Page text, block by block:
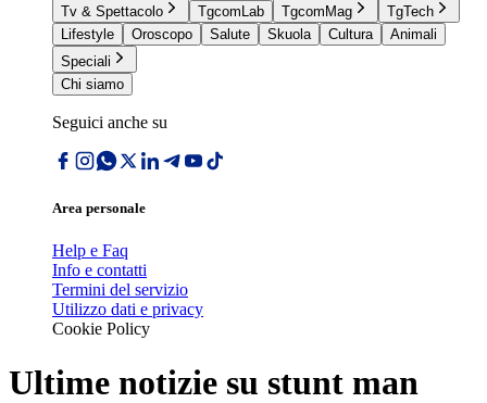
Tv & Spettacolo
TgcomLab TgcomMag
TgTech
Lifestyle
Oroscopo Salute Skuola Cultura
Animali
Speciali
Chi siamo
Seguici anche su
Area personale
Help e Faq
Info e contatti
Termini del servizio
Utilizzo dati e privacy
Cookie Policy
Ultime notizie su stunt man